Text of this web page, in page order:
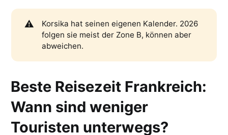
⚠️
Korsika hat seinen eigenen Kalender. 2026
folgen sie meist der Zone B, können aber
abweichen.
Beste Reisezeit Frankreich:
Wann sind weniger
Touristen unterwegs?